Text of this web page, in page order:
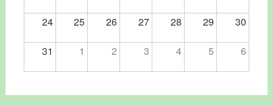
24 25 26 27 28 29 30
31 1 2 3 4 5 6